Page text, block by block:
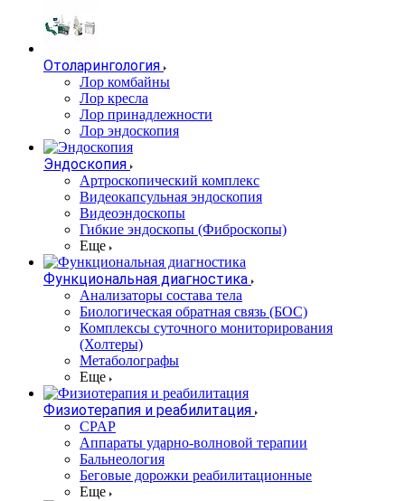
Отоларингология
Лор комбайны
Лор кресла
Лор принадлежности
Лор эндоскопия
Эндоскопия
Артроскопический комплекс
Видеокапсульная эндоскопия
Видеоэндоскопы
Гибкие эндоскопы (Фиброcкопы)
Еще
Функциональная диагностика
Анализаторы состава тела
Биологическая обратная связь (БОС)
Комплексы суточного мониторирования
(Холтеры)
Метаболографы
Еще
Физиотерапия и реабилитация
CPAP
Аппараты ударно-волновой терапии
Бальнеология
Беговые дорожки реабилитационные
Еще